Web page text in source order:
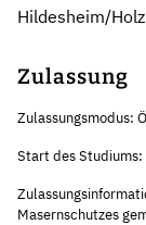
Hildesheim/
Zulassung
Zulassungsmodus:
Start des
Masernschutzes